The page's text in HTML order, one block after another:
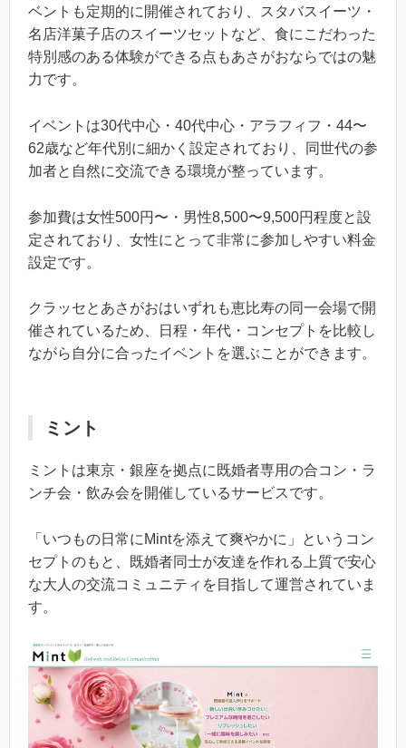
ベントも定期的に開催されており、スタバスイーツ・
名店洋菓子店のスイーツセットなど、食にこだわった
特別感のある体験ができる点もあさがおならではの魅
力です。
イベントは30代中心・40代中心・アラフィフ・44〜
62歳など年代別に細かく設定されており、同世代の参
加者と自然に交流できる環境が整っています。
参加費は女性500円〜・男性8,500〜9,500円程度と設
定されており、女性にとって非常に参加しやすい料金
設定です。
クラッセとあさがおはいずれも恵比寿の同一会場で開
催されているため、日程・年代・コンセプトを比較し
ながら自分に合ったイベントを選ぶことができます。
ミント
ミントは東京・銀座を拠点に既婚者専用の合コン・ラ
ンチ会・飲み会を開催しているサービスです。
「いつもの日常にMintを添えて爽やかに」というコン
セプトのもと、既婚者同士が友達を作れる上質で安心
な大人の交流コミュニティを目指して運営されていま
す。